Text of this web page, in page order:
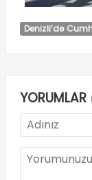
Denizli’de
YORUMLAR